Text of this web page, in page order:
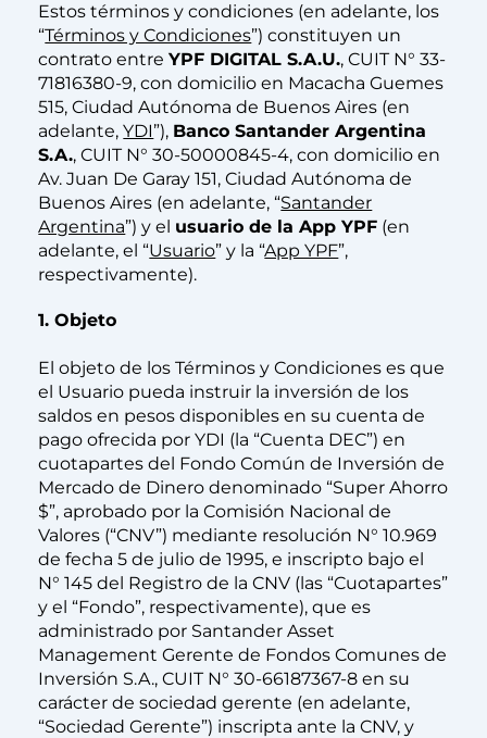
Estos términos y condiciones (en adelante, los
“Términos y Condiciones”) constituyen un
contrato entreYPF DIGITAL S.A.U., CUIT N° 33-
71816380-9, con domicilio en Macacha Guemes
515, Ciudad Autónoma de Buenos Aires (en
adelante,YDI”), Banco Santander Argentina
S.A., CUIT N° 30-50000845-4, con domicilio en
Av. Juan De Garay 151, Ciudad Autónoma de
Buenos Aires (en adelante, “Santander
Argentina”) y el usuario de la App YPF (en
adelante, el “Usuario” y la “App YPF”,
respectivamente).
1. Objeto
El objeto de los Términos y Condiciones es que
el Usuario pueda instruir la inversión de los
saldos en pesos disponibles en su cuenta de
pago ofrecida por YDI (la “Cuenta DEC”) en
cuotapartes del Fondo Común de Inversión de
Mercado de Dinero denominado “Super Ahorro
$”, aprobado por la Comisión Nacional de
Valores (“CNV”) mediante resolución N° 10.969
de fecha 5 de julio de 1995, e inscripto bajo el
N° 145 del Registro de la CNV (las “Cuotapartes”
y el “Fondo”, respectivamente), que es
administrado por Santander Asset
Management Gerente de Fondos Comunes de
Inversión S.A., CUIT N° 30-66187367-8 en su
carácter de sociedad gerente (en adelante,
“Sociedad Gerente”) inscripta ante la CNV, y